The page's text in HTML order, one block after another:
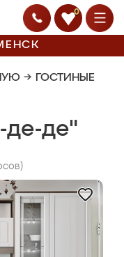
0
→ ГОСТИНЫЕ
де-де"